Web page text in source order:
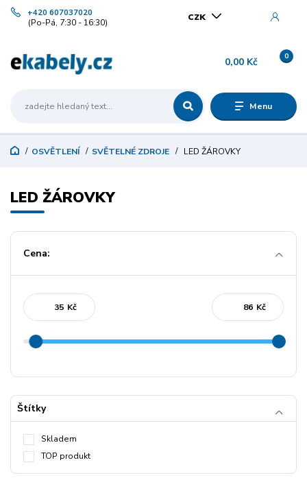
Menu
CZK
+420 607037020
(Po-Pá, 7:30 - 16:30)
0
0,00 Kč
OSVĚTLENÍ SVĚTELNÉ ZDROJE LED ŽÁROVKY
LED ŽÁROVKY
Cena:
Kč Kč
Štítky
Skladem
TOP produkt